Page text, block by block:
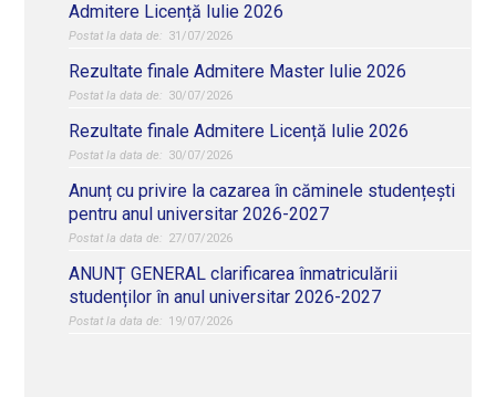
Admitere Licență Iulie 2026
31/07/2026
Rezultate finale Admitere Master Iulie 2026
30/07/2026
Rezultate finale Admitere Licență Iulie 2026
30/07/2026
Anunț cu privire la cazarea în căminele studențești
pentru anul universitar 2026-2027
27/07/2026
ANUNȚ GENERAL clarificarea înmatriculării
studenților în anul universitar 2026-2027
19/07/2026